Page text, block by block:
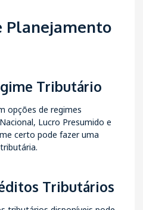
Planejamento
Tributário
opções de regimes
Lucro Presumido e
certo pode fazer uma
Tributários